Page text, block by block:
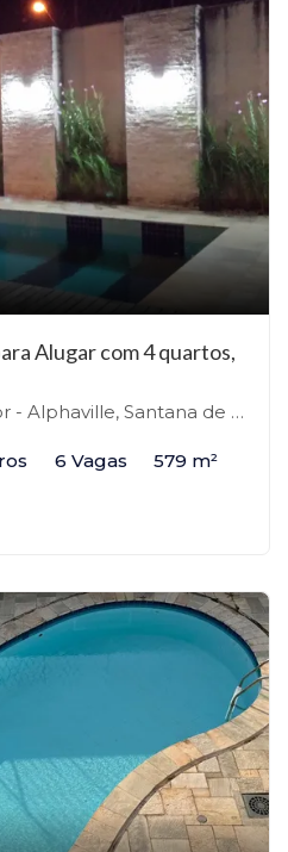
Alugar com 4 quartos,
Santana de Parnaíba-SP
6 Vagas 579 m²